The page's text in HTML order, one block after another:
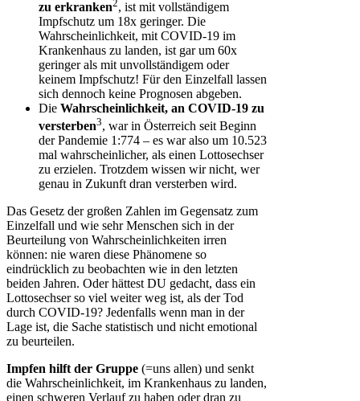
zu erkranken2, ist mit vollständigem
Impfschutz um 18x geringer. Die
Wahrscheinlichkeit, mit COVID-19 im
Krankenhaus zu landen, ist gar um 60x
geringer als mit unvollständigem oder
keinem Impfschutz! Für den Einzelfall lassen
sich dennoch keine Prognosen abgeben.
Die Wahrscheinlichkeit, an COVID-19 zu
versterben3, war in Österreich seit Beginn
der Pandemie 1:774 – es war also um 10.523
mal wahrscheinlicher, als einen Lottosechser
zu erzielen. Trotzdem wissen wir nicht, wer
genau in Zukunft dran versterben wird.
Das Gesetz der großen Zahlen im Gegensatz zum
Einzelfall und wie sehr Menschen sich in der
Beurteilung von Wahrscheinlichkeiten irren
können: nie waren diese Phänomene so
eindrücklich zu beobachten wie in den letzten
beiden Jahren. Oder hättest DU gedacht, dass ein
Lottosechser so viel weiter weg ist, als der Tod
durch COVID-19? Jedenfalls wenn man in der
Lage ist, die Sache statistisch und nicht emotional
zu beurteilen.
Impfen hilft der Gruppe (=uns allen) und senkt
die Wahrscheinlichkeit, im Krankenhaus zu landen,
einen schweren Verlauf zu haben oder dran zu